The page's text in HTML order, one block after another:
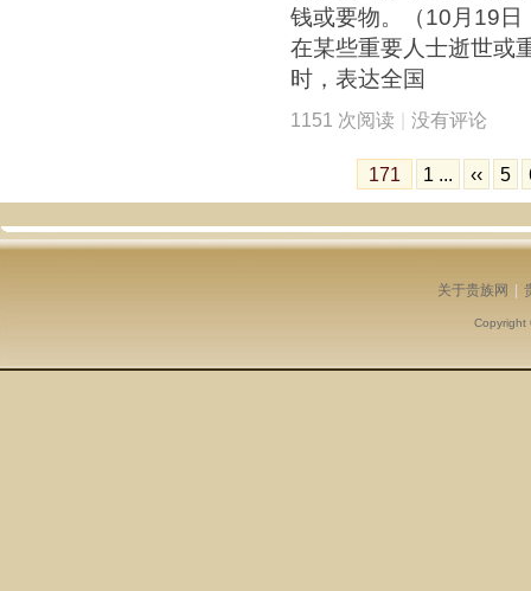
钱或要物。（10月19日
在某些重要人士逝世或
时，表达全国
1151 次阅读 | 没有评论
171 1 ... ‹‹ 5
关于贵族网